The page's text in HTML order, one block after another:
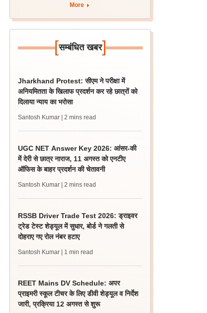
More
[सम्बंधित खबर]
Jharkhand Protest: सीएम ने परीक्षा में
अनियमितता के खिलाफ प्रदर्शन कर रहे छात्रों को
दिलाया न्याय का भरोसा
Santosh Kumar | 2 mins read
UGC NET Answer Key 2026: आंसर-की
में देरी से छात्र नाराज, 11 अगस्त को एनटीए
ऑफिस के बाहर प्रदर्शन की चेतावनी
Santosh Kumar | 2 mins read
RSSB Driver Trade Test 2026: ड्राइवर
ट्रेड टेस्ट शेड्यूल में सुधार, बोर्ड ने गलती से
दोहराए गए रोल नंबर हटाए
Santosh Kumar | 1 min read
REET Mains DV Schedule: अपर
प्राइमरी स्कूल टीचर के लिए डीवी शेड्यूल व निर्देश
जारी, प्रक्रिया 12 अगस्त से शुरू